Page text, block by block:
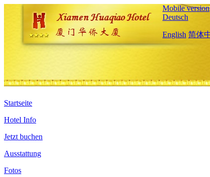
Mobile version
Deutsch
English 简体
Startseite
Hotel Info
Jetzt buchen
Ausstattung
Fotos